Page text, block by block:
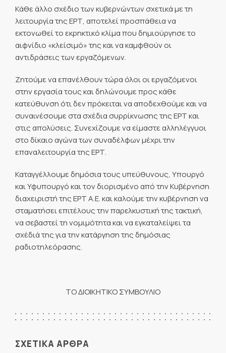
Κάθε άλλο σχέδιο των κυβερνώντων σχετικά με τη
λειτουργία της ΕΡΤ, αποτελεί προσπάθεια να
εκτονωθεί το εκρηκτικό κλίμα που δημιούργησε το
αιφνίδιο «κλείσιμό» της και να καμφθούν οι
αντιδράσεις των εργαζόμενων.
Ζητούμε να επανέλθουν τώρα όλοι οι εργαζόμενοι
στην εργασία τους και δηλώνουμε προς κάθε
κατεύθυνση ότι δεν πρόκειται να αποδεχθούμε και να
συναινέσουμε στα σχέδια συρρίκνωσης της ΕΡΤ και
στις απολύσεις. Συνεχίζουμε να είμαστε αλληλέγγυοι
στο δίκαιο αγώνα των συναδέλφων μέχρι την
επαναλειτουργία της ΕΡΤ.
Καταγγέλλουμε δημόσια τους υπεύθυνους, Υπουργό
και Υφυπουργό και τον διορισμένο από την Κυβέρνηση
διαχειριστή της ΕΡΤ Α.Ε. και καλούμε την κυβέρνηση να
σταματήσει επιτέλους την παρελκυστική της τακτική,
να σεβαστεί τη νομιμότητα και να εγκαταλείψει τα
σχέδιά της για την κατάργηση της δημόσιας
ραδιοτηλεόρασης.
ΤΟ ΔΙΟΙΚΗΤΙΚΟ ΣΥΜΒΟΥΛΙΟ
ΣΧΕΤΙΚΑ ΑΡΘΡΑ